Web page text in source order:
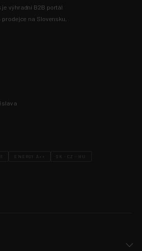
výhradní B2B portál
na Slovensku,
ENERGY A++ SK · CZ · HU